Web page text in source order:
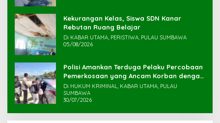
Kekurangan Kelas, Siswa SDN Kanar
Rebutan Ruang Belajar
Di KABAR UTAMA, PERISTIWA, PULAU SUMBAWA
05/08/2026
Polisi Amankan Terduga Pelaku Percobaan
Pemerkosaan yang Ancam Korban dengan
Parang
Di HUKUM KRIMINAL, KABAR UTAMA, PULAU
SUMBAWA
30/07/2026